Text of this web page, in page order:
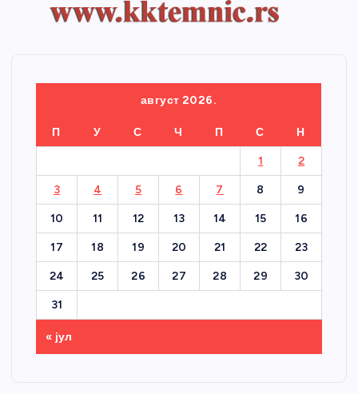
август 2026.
П У С Ч П С Н
1 2
3 4 5 6 7 8 9
10 11 12 13 14 15 16
17 18 19 20 21 22 23
24 25 26 27 28 29 30
31
« јул